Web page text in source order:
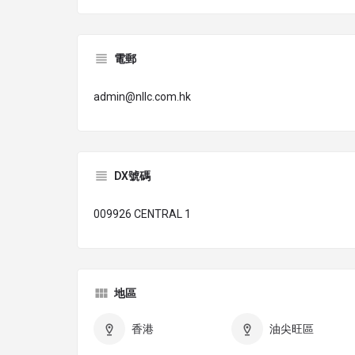
電郵
admin@nllc.com.hk
DX號碼
009926 CENTRAL 1
地區
香港 油尖旺區